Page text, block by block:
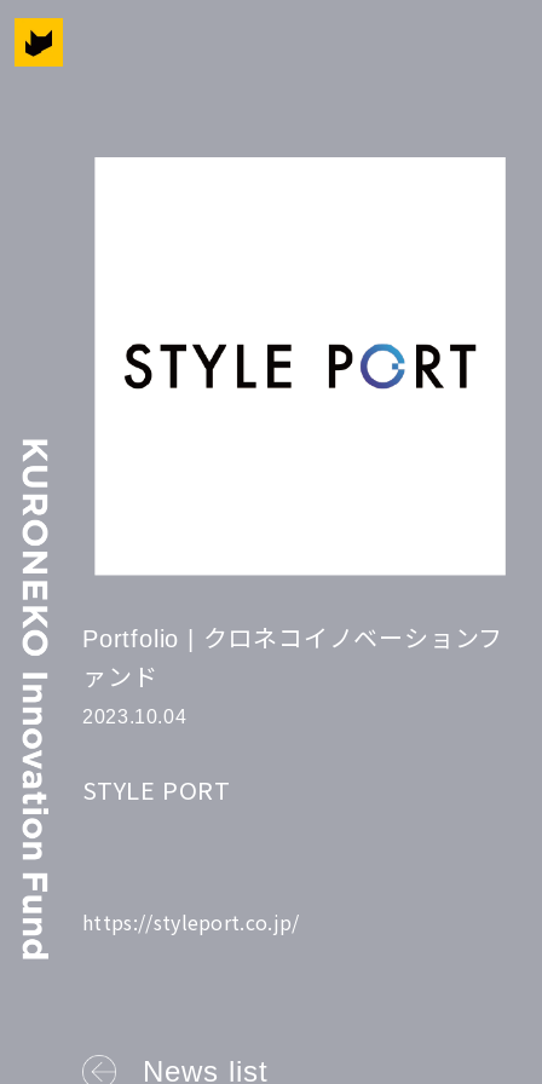
Portfolio | クロネコイノベーションフ
ァンド
2023.10.04
STYLE PORT
https://styleport.co.jp/
News list